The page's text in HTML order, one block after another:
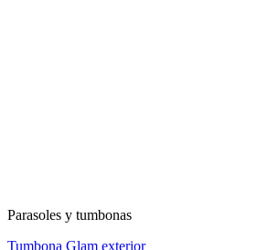
Parasoles y tumbonas
Tumbona Glam exterior